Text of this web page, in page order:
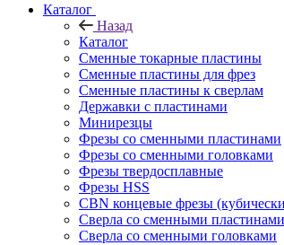
Каталог
Назад
Каталог
Сменные токарные пластины
Сменные пластины для фрез
Сменные пластины к сверлам
Державки с пластинами
Минирезцы
Фрезы со сменными пластинами
Фрезы со сменными головками
Фрезы твердосплавные
Фрезы HSS
CBN концевые фрезы
Сверла со сменными пластинами
Сверла со сменными головками